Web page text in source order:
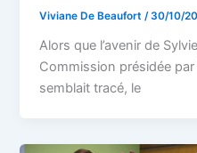
Viviane De Beaufort/30/10/
Alors que l’avenir de
Commission présidée
semblait tracé, le